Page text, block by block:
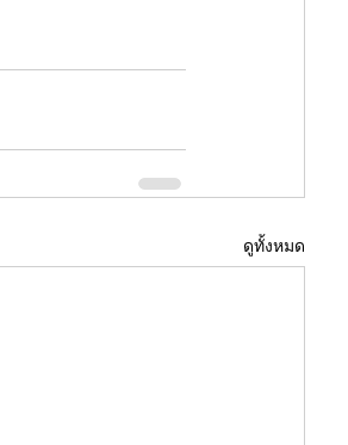
ดูทั้งหมด